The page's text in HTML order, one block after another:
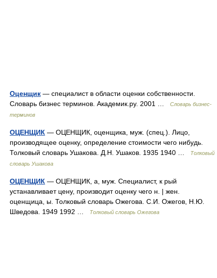
Оценщик — специалист в области оценки собственности.
Словарь бизнес терминов. Академик.ру. 2001 …
Словарь бизнес-
терминов
ОЦЕНЩИК — ОЦЕНЩИК, оценщика, муж. (спец.). Лицо,
производящее оценку, определение стоимости чего нибудь.
Толковый словарь Ушакова. Д.Н. Ушаков. 1935 1940 …
Толковый
словарь Ушакова
ОЦЕНЩИК — ОЦЕНЩИК, а, муж. Специалист, к рый
устанавливает цену, производит оценку чего н. | жен.
оценщица, ы. Толковый словарь Ожегова. С.И. Ожегов, Н.Ю.
Шведова. 1949 1992 …
Толковый словарь Ожегова